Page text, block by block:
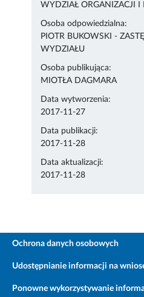
WYDZIAŁ ORGANIZACJI I
Osoba odpowiedzialna:
PIOTR BUKOWSKI -
WYDZIAŁU
Osoba publikująca:
MIOTŁA DAGMARA
Data wytworzenia:
2017-11-27
Data publikacji:
2017-11-28
Data aktualizacji:
2017-11-28
Ochrona danych osobowych
Udostępnianie informacji na
Ponowne wykorzystywanie